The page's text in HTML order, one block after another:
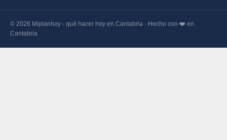
© 2026 Miplanhoy - qué hacer hoy en Cantabria · Hecho con ❤️ en
Cantabria